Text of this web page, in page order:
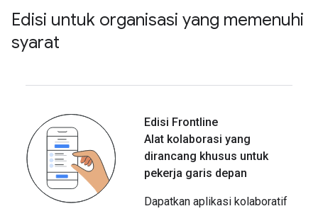
Edisi untuk organisasi yang memenuhi
syarat
Edisi Frontline
Alat kolaborasi yang
dirancang khusus untuk
pekerja garis depan
Dapatkan aplikasi kolaboratif